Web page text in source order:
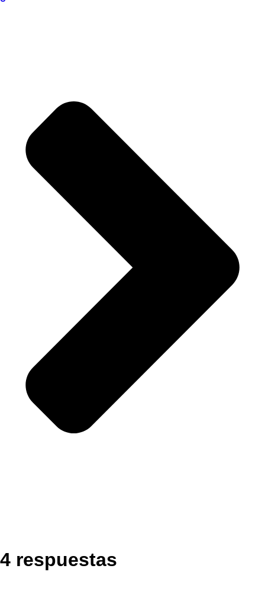
4 respuestas